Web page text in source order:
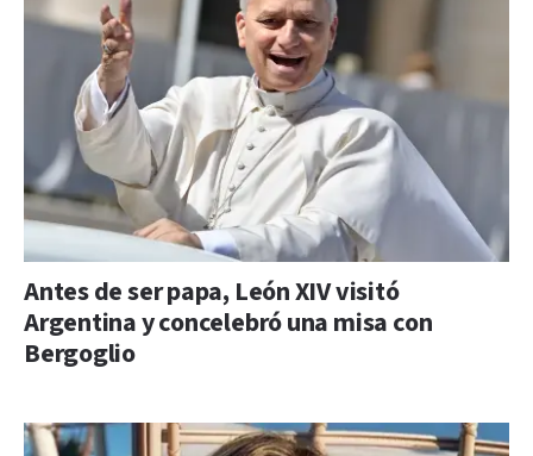
Antes de ser papa, León XIV visitó
Argentina y concelebró una misa con
Bergoglio